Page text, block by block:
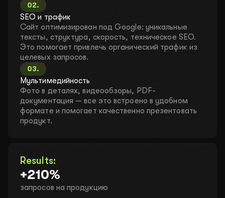
02.
SEO и трафик
Сайт оптимизирован под Google: уникальные
тексты, структура, скорость, техническое SEO.
Это помогает привлечь органический трафик из
целевых запросов.
03.
Мультимедийность
Фото в деталях, видеообзоры, PDF-
документация — все это встроено в удобном
формате и помогает качественно презентовать
продукт.
Results:
+210%
запросов на продукцию
Оставьте свои контакты – и мы все
организуем!
ДАВАЙТЕ ОБСУДИМ ВАШ
ПРОЕКТ
решения и подготовим индивидуальное предложение.